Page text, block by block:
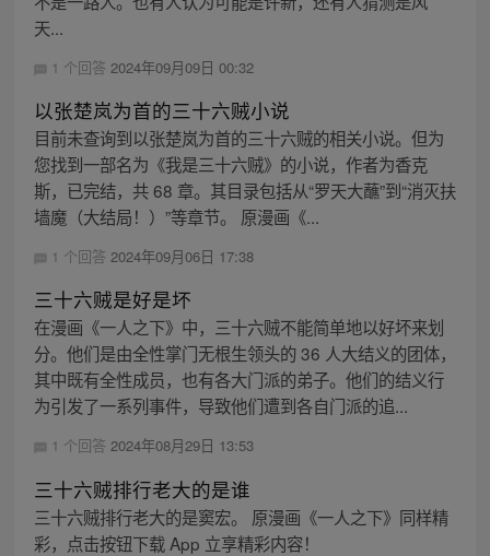
天...
1 个回答 2024年09月09日 00:32
以张楚岚为首的三十六贼小说
目前未查询到以张楚岚为首的三十六贼的相关小说。但为
您找到一部名为《我是三十六贼》的小说，作者为香克
斯，已完结，共 68 章。其目录包括从“罗天大蘸”到“消灭扶
墙魔（大结局！）”等章节。 原漫画《...
1 个回答 2024年09月06日 17:38
三十六贼是好是坏
在漫画《一人之下》中，三十六贼不能简单地以好坏来划
分。他们是由全性掌门无根生领头的 36 人大结义的团体，
其中既有全性成员，也有各大门派的弟子。他们的结义行
为引发了一系列事件，导致他们遭到各自门派的追...
1 个回答 2024年08月29日 13:53
三十六贼排行老大的是谁
三十六贼排行老大的是窦宏。 原漫画《一人之下》同样精
彩，点击按钮下载 App 立享精彩内容！